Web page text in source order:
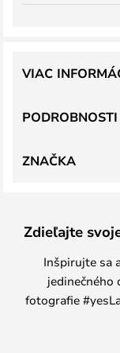
PODROBNOSTI
VIAC
ZNAČKA
Zdieľajte
Inšpirujte sa
jedinečného
fotografie